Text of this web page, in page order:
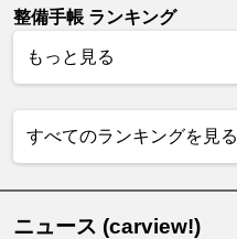
整備手帳 ランキング
もっと見る
すべてのランキングを見る
ニュース (carview!)